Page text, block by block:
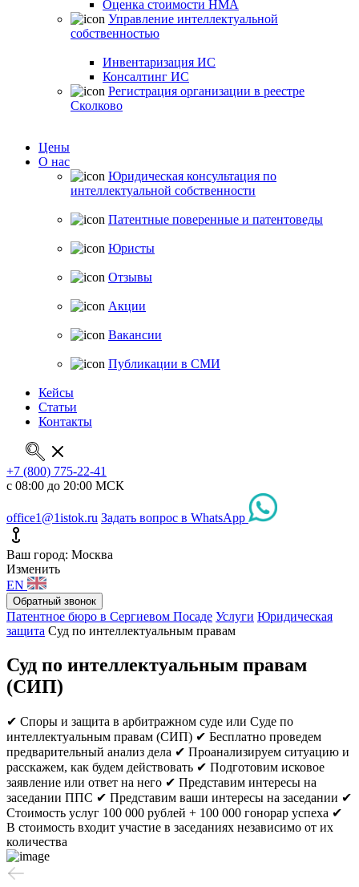
Оценка стоимости НМА
Управление интеллектуальной
собственностью
Инвентаризация ИС
Консалтинг ИС
Регистрация организации в реестре
Сколково
Цены
О нас
Юридическая консультация по
интеллектуальной собственности
Патентные поверенные и патентоведы
Юристы
Отзывы
Акции
Вакансии
Публикации в СМИ
Кейсы
Статьи
Контакты
+7 (800) 775-22-41
с 08:00 до 20:00 МСК
office1@1istok.ru Задать вопрос в WhatsApp
Ваш город: Москва
Изменить
EN
Обратный звонок
Патентное бюро в Сергиевом Посаде Услуги Юридическая
защита Суд по интеллектуальным правам
Суд по интеллектуальным правам
(СИП)
✔ Споры и защита в арбитражном суде или Суде по
интеллектуальным правам (СИП) ✔ Бесплатно проведем
предварительный анализ дела ✔ Проанализируем ситуацию и
расскажем, как будем действовать ✔ Подготовим исковое
заявление или ответ на него ✔ Представим интересы на
заседании ППС ✔ Представим ваши интересы на заседании ✔
Стоимость услуг 100 000 рублей + 100 000 гонорар успеха ✔
В стоимость входит участие в заседаниях независимо от их
количества